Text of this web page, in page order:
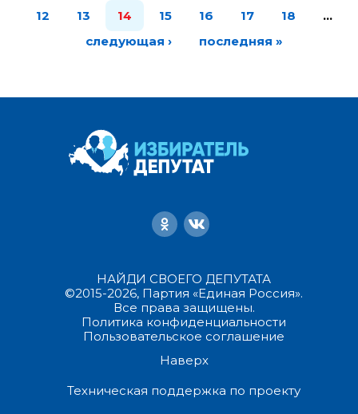
12
13 14 15 16 17 18
…
следующая ›
последняя »
НАЙДИ СВОЕГО ДЕПУТАТА
©2015-2026, Партия «Единая Россия».
Все права защищены.
Политика конфиденциальности
Пользовательское соглашение
Наверх
Техническая поддержка по проекту